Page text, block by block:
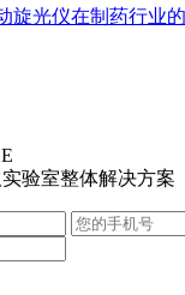
旋光仪在制药行业
验室整体解决方案